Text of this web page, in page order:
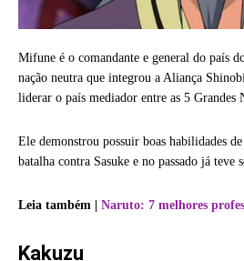
Mifune é o comandante e general do país
nação neutra que integrou a Aliança
liderar o país mediador entre as 5 Grandes
Ele demonstrou possuir boas habilidades
batalha contra Sasuke e no passado já teve
Leia também | Naruto: 7 melhores
Kakuzu